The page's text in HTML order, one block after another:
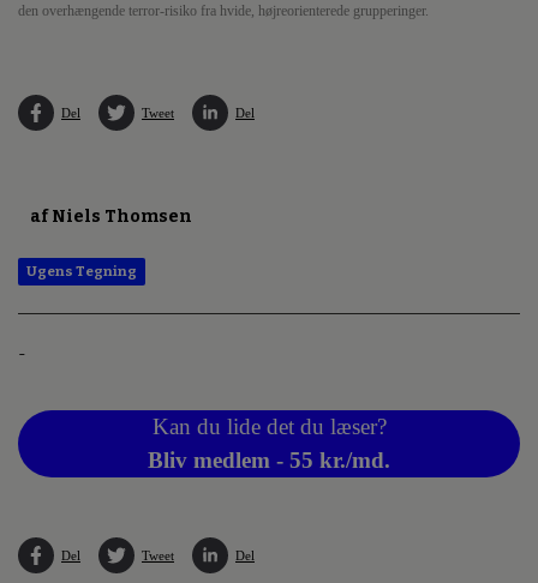
den overhængende terror-risiko fra hvide, højreorienterede grupperinger.
Del Tweet Del
af Niels Thomsen
Ugens Tegning
-
Kan du lide det du læser?
Bliv medlem - 55 kr./md.
Del Tweet Del